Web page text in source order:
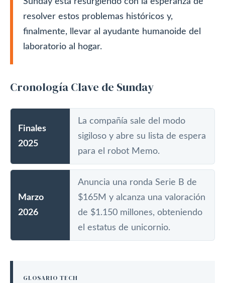
resolver estos problemas históricos y,
finalmente, llevar al ayudante humanoide del
laboratorio al hogar.
Cronología Clave de Sunday
Finales
2025
La compañía sale del modo
sigiloso y abre su lista de espera
para el robot Memo.
Marzo
2026
Anuncia una ronda Serie B de
$165M y alcanza una valoración
de $1.150 millones, obteniendo
el estatus de unicornio.
GLOSARIO TECH